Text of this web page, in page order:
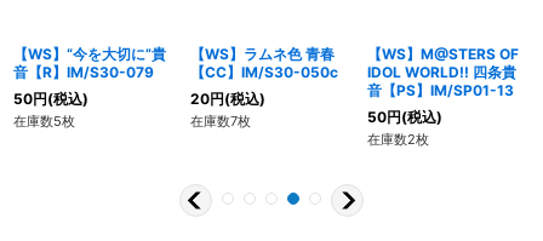
【WS】“今を大切に”貴
音【R】IM/S30-079
50円(税込)
在庫数5枚
【WS】ラムネ色 青春
【CC】IM/S30-050c
20円(税込)
在庫数7枚
【WS】M@STERS OF
IDOL WORLD!! 四条貴
音【PS】IM/SP01-13
50円(税込)
在庫数2枚